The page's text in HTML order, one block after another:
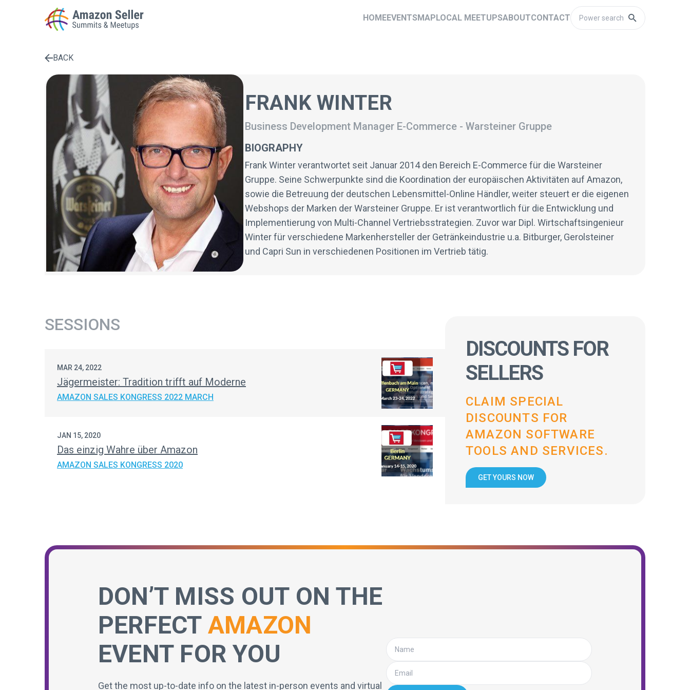
HOMEEVENTSMAPLOCAL MEETUPSABOUTCONTACT
Enter a search term to find results
BACK
FRANK WINTER
Business Development Manager E-Commerce - Warsteiner Gruppe
BIOGRAPHY
Frank Winter verantwortet seit Januar 2014 den Bereich E-Commerce für die Warsteiner
Gruppe. Seine Schwerpunkte sind die Koordination der europäischen Aktivitäten auf Amazon,
sowie die Betreuung der deutschen Lebensmittel-Online Händler, weiter steuert er die eigenen
Webshops der Marken der Warsteiner Gruppe. Er ist verantwortlich für die Entwicklung und
Implementierung von Multi-Channel Vertriebsstrategien. Zuvor war Dipl. Wirtschaftsingenieur
Winter für verschiedene Markenhersteller der Getränkeindustrie u.a. Bitburger, Gerolsteiner
und Capri Sun in verschiedenen Positionen im Vertrieb tätig.
SESSIONS
MAR 24, 2022
Jägermeister: Tradition trifft auf Moderne
AMAZON SALES KONGRESS 2022 MARCH
JAN 15, 2020
Das einzig Wahre über Amazon
AMAZON SALES KONGRESS 2020
DISCOUNTS FOR
SELLERS
CLAIM SPECIAL
DISCOUNTS FOR
AMAZON SOFTWARE
TOOLS AND SERVICES.
GET YOURS NOW
DON’T MISS OUT ON THE
PERFECT AMAZON
EVENT FOR YOU
Get the most up-to-date info on the latest in-person events and virtual